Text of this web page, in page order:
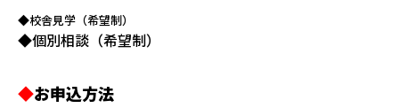
◆校舎見学（希望制）
◆個別相談（希望制）
◆お申込方法